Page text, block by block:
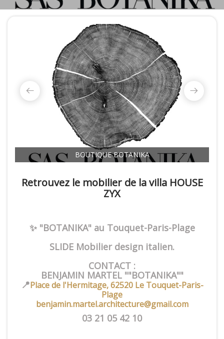
BOUTIQUE BOTANIKA
Retrouvez le mobilier de la villa HOUSE
ZYX
✨ "BOTANIKA" au Touquet-Paris-Plage
SLIDE Mobilier design italien.
CONTACT :
BENJAMIN MARTEL ""BOTANIKA""
📍Place de l'Hermitage, 62520 Le Touquet-Paris-
Plage
benjamin.martel.architecture@gmail.com
03 21 05 42 10